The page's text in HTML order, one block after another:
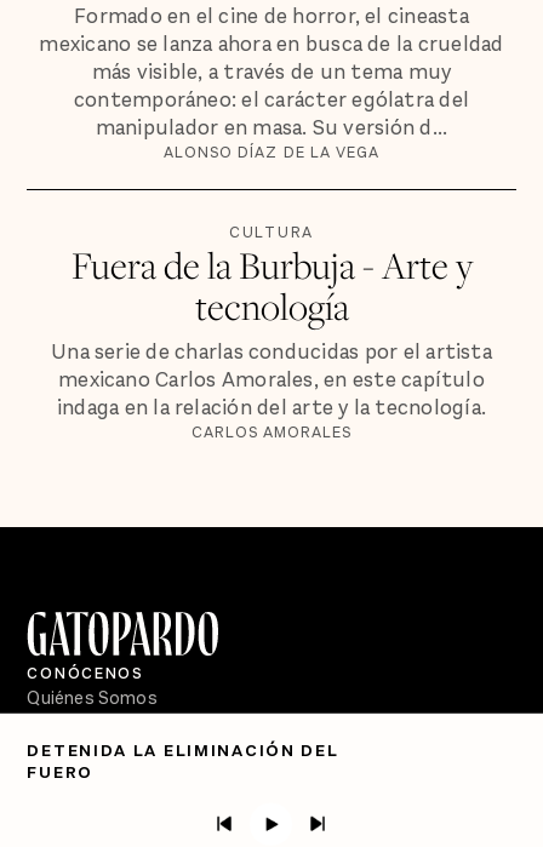
Formado en el cine de horror, el cineasta
mexicano se lanza ahora en busca de la crueldad
más visible, a través de un tema muy
contemporáneo: el carácter ególatra del
manipulador en masa. Su versión d...
ALONSO DÍAZ DE LA VEGA
CULTURA
Fuera de la Burbuja - Arte y
tecnología
Una serie de charlas conducidas por el artista
mexicano Carlos Amorales, en este capítulo
indaga en la relación del arte y la tecnología.
CARLOS AMORALES
DETENIDA LA ELIMINACIÓN DEL
FUERO
CONÓCENOS
Quiénes Somos
PÓDCASTS